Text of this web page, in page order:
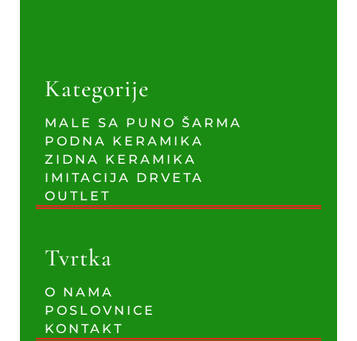
Kategorije
MALE SA PUNO ŠARMA
PODNA KERAMIKA
ZIDNA KERAMIKA
IMITACIJA DRVETA
OUTLET
Tvrtka
O NAMA
POSLOVNICE
KONTAKT